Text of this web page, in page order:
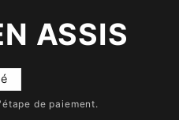
ASSIS
de paiement.